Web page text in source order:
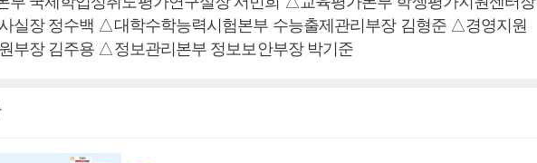
실장 정수백 △대학수학능력시험본부 수능출제관리부장 김형준 △경영지원
부장 김주용 △정보관리본부 정보보안부장 박기준